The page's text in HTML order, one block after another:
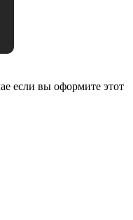
если вы оформите этот